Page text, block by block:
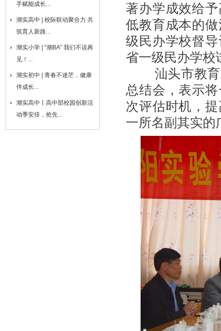
手赋能成长...
潮实高中 | 校际联动聚合力 共
筑育人新路...
潮实小学 | “潮BA” 我们不说再
见！ ...
潮实初中 | 青春不迷茫，健康
伴成长...
潮实高中丨高中部校园创新活
动季安排，抢先...
著办学成效给
低教育成本的
级民办学校督
省一级民办学校
汕头市教育
总结会，表示
次评估时机，
一所名副其实的